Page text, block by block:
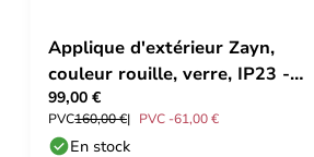
Applique d'extérieur Zayn,
couleur rouille, verre, IP23 -
Lindby
99,00 €
PVC160,00 € PVC -61,00 €
En stock